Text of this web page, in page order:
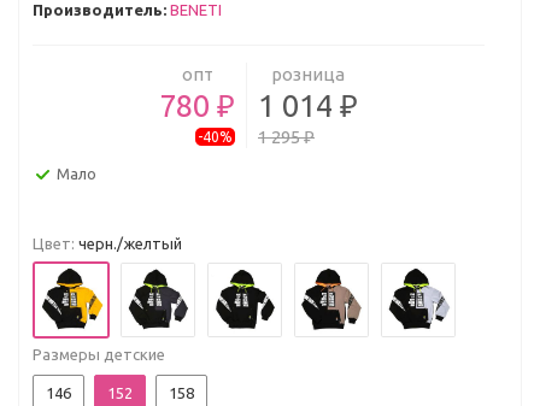
Производитель: BENETI
опт
780 ₽
-40%
розница
1 014 ₽
1 295 ₽
Мало
Цвет: черн./желтый
Размеры детские
146 152 158